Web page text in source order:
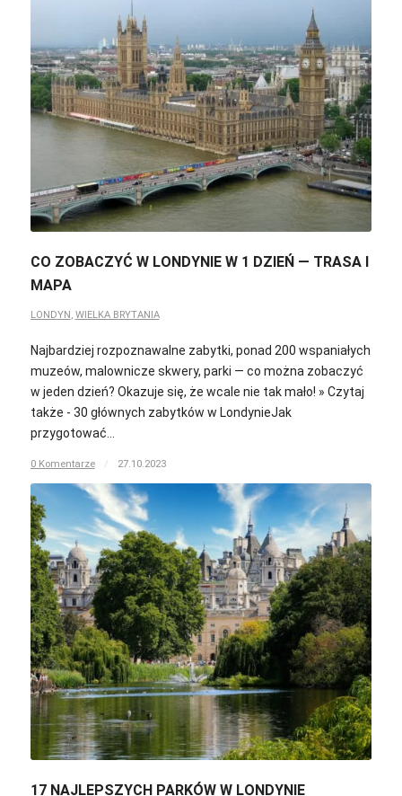
CO ZOBACZYĆ W LONDYNIE W 1 DZIEŃ — TRASA I
MAPA
LONDYN , WIELKA BRYTANIA
Najbardziej rozpoznawalne zabytki, ponad 200 wspaniałych
muzeów, malownicze skwery, parki — co można zobaczyć
w jeden dzień? Okazuje się, że wcale nie tak mało! » Czytaj
także - 30 głównych zabytków w LondynieJak
przygotować…
0 Komentarze / 27.10.2023
17 NAJLEPSZYCH PARKÓW W LONDYNIE